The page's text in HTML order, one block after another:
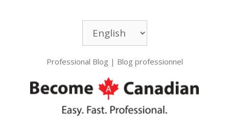
Choisir
une
langue
Professional Blog | Blog professionnel